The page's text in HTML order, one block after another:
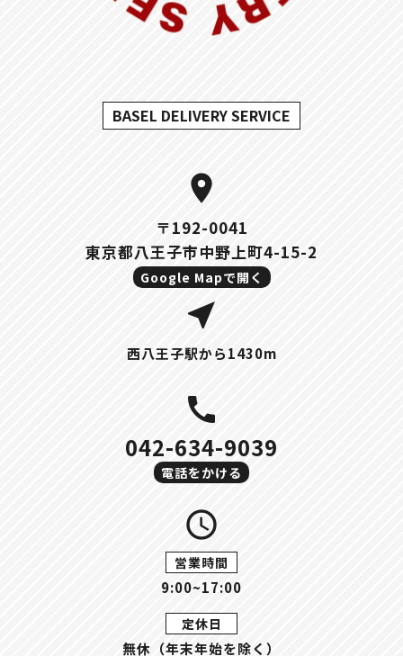
BASEL DELIVERY SERVICE
location_on
〒192-0041
東京都八王子市中野上町4-15-2
Google Mapで開く
near_me
西八王子駅から1430m
call
042-634-9039
電話をかける
query_builder
営業時間
9:00~17:00
定休日
無休（年末年始を除く）